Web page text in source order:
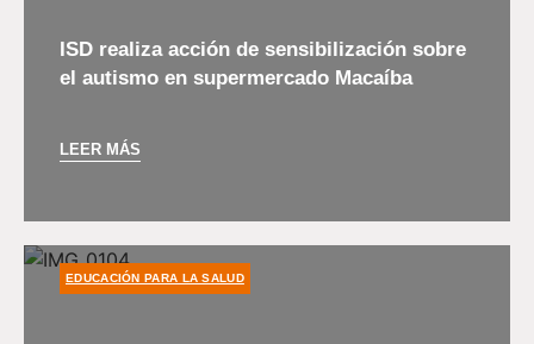
ISD realiza acción de sensibilización sobre
el autismo en supermercado Macaíba
LEER MÁS
EDUCACIÓN PARA LA SALUD